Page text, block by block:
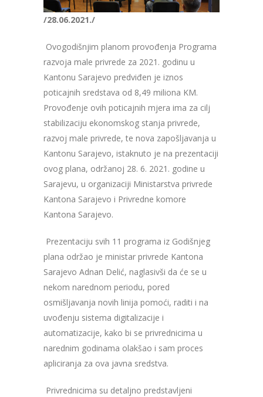
/28.06.2021./
Ovogodišnjim planom provođenja Programa
razvoja male privrede za 2021. godinu u
Kantonu Sarajevo predviđen je iznos
poticajnih sredstava od 8,49 miliona KM.
Provođenje ovih poticajnih mjera ima za cilj
stabilizaciju ekonomskog stanja privrede,
razvoj male privrede, te nova zapošljavanja u
Kantonu Sarajevo, istaknuto je na prezentaciji
ovog plana, održanoj 28. 6. 2021. godine u
Sarajevu, u organizaciji Ministarstva privrede
Kantona Sarajevo i Privredne komore
Kantona Sarajevo.
Prezentaciju svih 11 programa iz Godišnjeg
plana održao je ministar privrede Kantona
Sarajevo Adnan Delić, naglasivši da će se u
nekom narednom periodu, pored
osmišljavanja novih linija pomoći, raditi i na
uvođenju sistema digitalizacije i
automatizacije, kako bi se privrednicima u
narednim godinama olakšao i sam proces
apliciranja za ova javna sredstva.
Privrednicima su detaljno predstavljeni